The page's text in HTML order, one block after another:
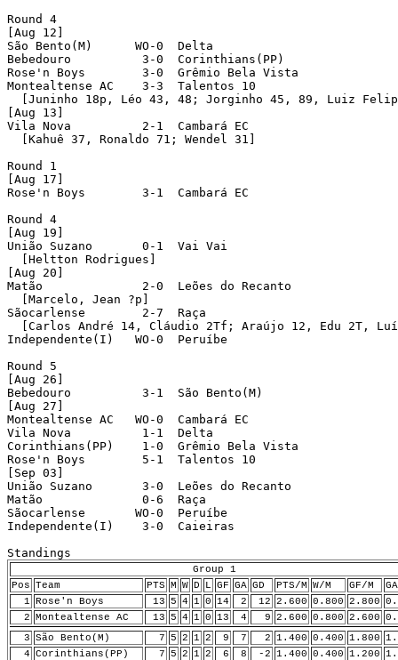
Round 4
[Aug 12]
São Bento(M)      WO-0  Delta
Bebedouro          3-0  Corinthians(PP)
Rose'n Boys        3-0  Grêmio Bela Vista
Montealtense AC    3-3  Talentos 10
[Juninho 18p, Léo 43, 48; Jorginho 45, 89, Luiz
[Aug 13]
Vila Nova          2-1  Cambará EC
  [Kahuê 37, Ronaldo 71; Wendel 31]
Round 1
[Aug 17]
Rose'n Boys        3-1  Cambará EC
Round 4
[Aug 19]
União Suzano       0-1  Vai Vai
  [Heltton Rodrigues]
[Aug 20]
Matão              2-0  Leões do Recanto
  [Marcelo, Jean ?p]
Sãocarlense        2-7  Raça
[Carlos André 14, Cláudio 2Tf; Araújo 12, Edu 2T,
Independente(I)   WO-0  Peruíbe
Round 5
[Aug 26]
Bebedouro          3-1  São Bento(M)
[Aug 27]
Montealtense AC   WO-0  Cambará EC
Vila Nova          1-1  Delta
Corinthians(PP)    1-0  Grêmio Bela Vista
Rose'n Boys        5-1  Talentos 10
[Sep 03]
União Suzano       3-0  Leões do Recanto
Matão              0-6  Raça
Sãocarlense       WO-0  Peruíbe
Independente(I)    3-0  Caieiras
Group 1
Pos Team PTS M W D L GF GA GD PTS/M W/M GF/M
1 Rose'n Boys 13 5 4 1 0 14 2 12 2.600 0.800 2.800
2 Montealtense AC 13 5 4 1 0 13 4 9 2.600 0.800 2.600
3 São Bento(M) 7 5 2 1 2 9 7 2 1.400 0.400 1.800
4 Corinthians(PP) 7 5 2 1 2 6 8 -2 1.400 0.400 1.200